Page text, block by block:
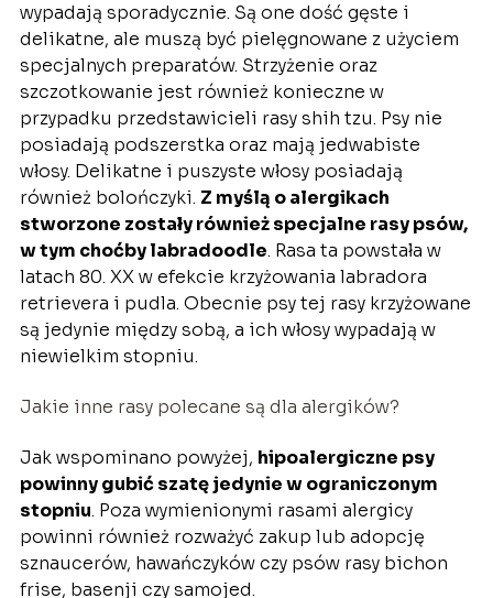
wypadają sporadycznie. Są one dość gęste i
delikatne, ale muszą być pielęgnowane z użyciem
specjalnych preparatów. Strzyżenie oraz
szczotkowanie jest również konieczne w
przypadku przedstawicieli rasy shih tzu. Psy nie
posiadają podszerstka oraz mają jedwabiste
włosy. Delikatne i puszyste włosy posiadają
również bolończyki. Z myślą o alergikach
stworzone zostały również specjalne rasy psów,
w tym choćby labradoodle. Rasa ta powstała w
latach 80. XX w efekcie krzyżowania labradora
retrievera i pudla. Obecnie psy tej rasy krzyżowane
są jedynie między sobą, a ich włosy wypadają w
niewielkim stopniu.
Jakie inne rasy polecane są dla alergików?
Jak wspominano powyżej, hipoalergiczne psy
powinny gubić szatę jedynie w ograniczonym
stopniu. Poza wymienionymi rasami alergicy
powinni również rozważyć zakup lub adopcję
sznaucerów, hawańczyków czy psów rasy bichon
frise, basenji czy samojed.